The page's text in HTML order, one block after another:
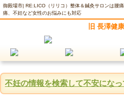
御殿場市| RE:LICO（リリコ）整体＆鍼灸サロンは腰
痛、不妊など女性のお悩みにも対応
旧 長澤健
不妊の情報を検索して不安にな